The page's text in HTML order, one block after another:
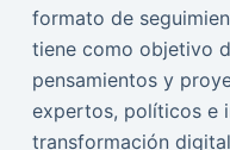
formato de
tiene como objetivo
pensamientos y
expertos, políticos e
transformación